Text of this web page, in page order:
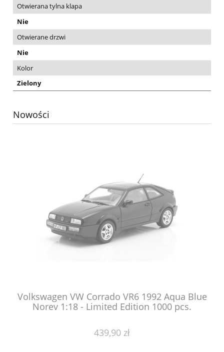
Otwierana tylna klapa
Nie
Otwierane drzwi
Nie
Kolor
Zielony
Nowości
Volkswagen VW Corrado VR6 1992 Aqua Blue
Norev 1:18 - Limited Edition 1000 pcs.
439,90 zł